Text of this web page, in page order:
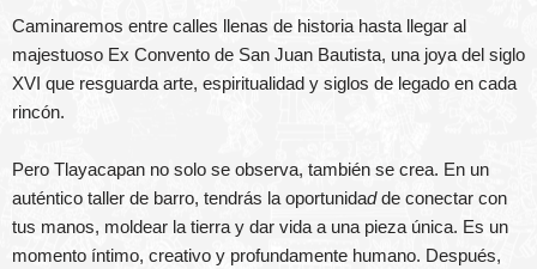
Caminaremos entre calles llenas de historia hasta llegar al
majestuoso Ex Convento de San Juan Bautista, una joya del siglo
XVI que resguarda arte, espiritualidad y siglos de legado en cada
rincón.
Pero Tlayacapan no solo se observa, también se crea. En un
auténtico taller de barro, tendrás la oportunidadde conectar con
tus manos, moldear la tierra y dar vida a una pieza única. Es un
momento íntimo, creativo y profundamente humano. Después,